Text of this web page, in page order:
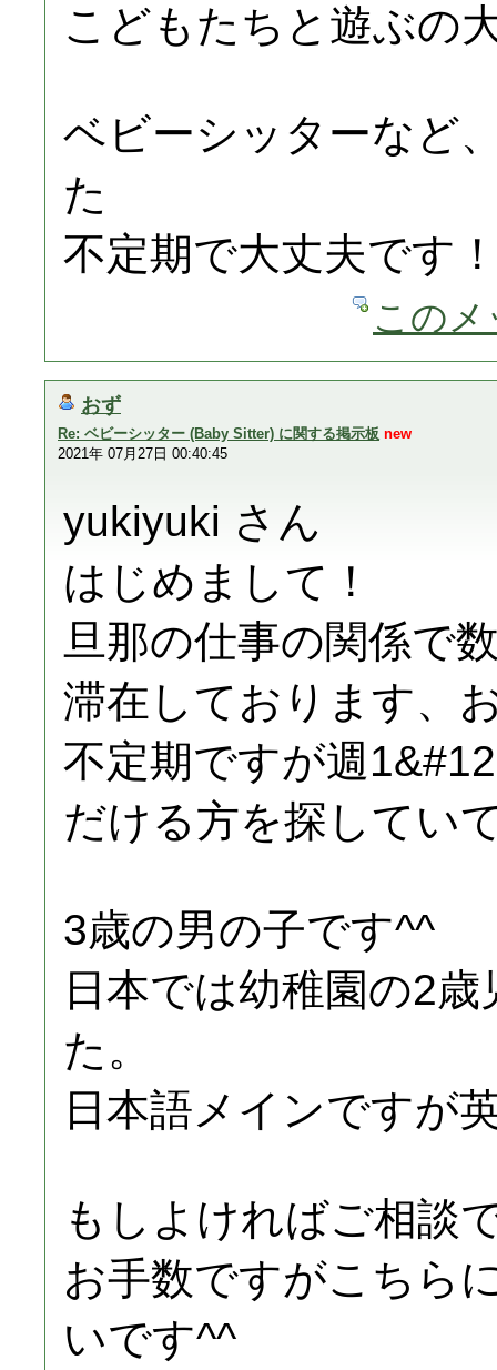
こどもたちと遊ぶの
ベビーシッターなど
た
不定期で大丈夫です
この
おず
Re: ベビーシッター (Baby Sitter) に関する掲示板 new
2021年 07月27日 00:40:45
yukiyuki さん
はじめまして！
旦那の仕事の関係で
滞在しております、
不定期ですが週
だける方を探してい
3歳の男の子です^^
日本では幼稚園の2
た。
日本語メインですが
もしよければご相談
お手数ですがこちら
いです^^